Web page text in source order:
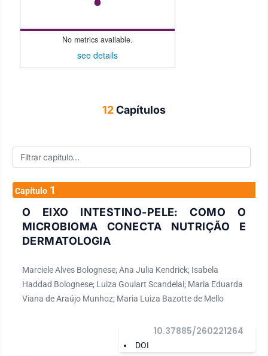
No metrics available.
see details
12Capítulos
Capítulo 1
O EIXO INTESTINO-PELE: COMO O
MICROBIOMA CONECTA NUTRIÇÃO E
DERMATOLOGIA
Marciele Alves Bolognese; Ana Julia Kendrick; Isabela
Haddad Bolognese; Luiza Goulart Scandelai; Maria Eduarda
Viana de Araújo Munhoz; Maria Luiza Bazotte de Mello
DOI
10.37885/260221264